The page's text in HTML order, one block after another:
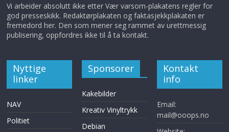
Vi arbeider absolutt ikke etter Vær varsom-plakatens regler for
god presseskikk. Redaktørplakaten og faktasjekkplakaten er
fremedord her. Den som mener seg rammet av urettmessig
publisering, oppfordres ikke til å ta kontakt.
Nyttige
linker
NAV
Politiet
Sponsorer
Kakebilder
Kreativ Vinyltrykk
Debian
Kontakt
info
Email:
mail@ooops.no